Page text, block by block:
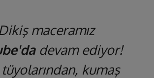
maceramız
devam ediyor!
kumaş